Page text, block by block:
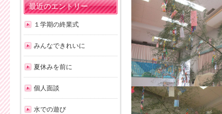
最近のエントリー
１学期の終業式
みんなできれいに
夏休みを前に
個人面談
水での遊び